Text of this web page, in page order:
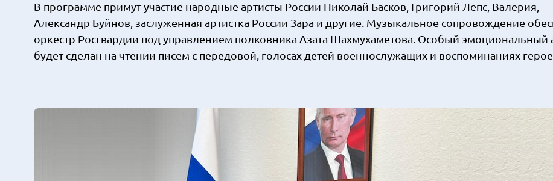
В программе примут участие народные артисты России Николай Басков, Григорий Лепс, Валерия,
Александр Буйнов, заслуженная артистка России Зара и другие. Музыкальное сопровождение
оркестр Росгвардии под управлением полковника Азата Шахмухаметова. Особый эмоциональный
будет сделан на чтении писем с передовой, голосах детей военнослужащих и воспоминаниях